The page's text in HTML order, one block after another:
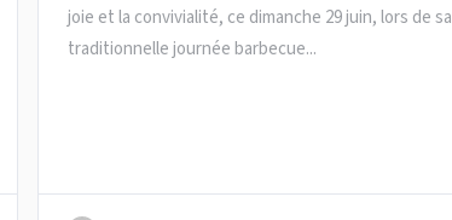
joie et la convivialité, ce dimanche 29 juin, lors de sa
traditionnelle journée barbecue...